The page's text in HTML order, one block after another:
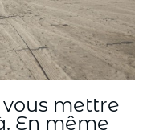
mettre
En même